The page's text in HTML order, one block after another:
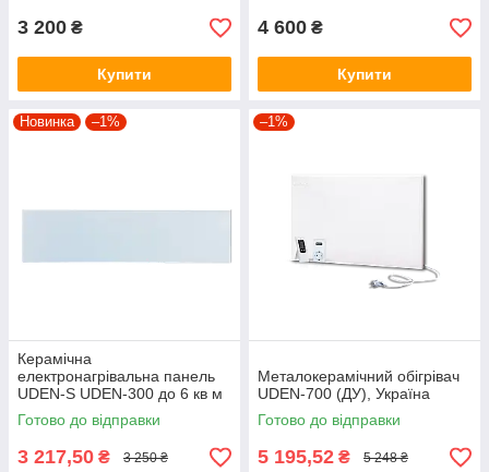
3 200 ₴
Купити
4 600 ₴
Купити
Новинка –1%
Керамічна
електронагрівальна панель
UDEN-S UDEN-300 до 6 кв м
Готово до відправки
3 217,50 ₴ 3 250 ₴
–1%
Металокерамічний обігрівач
UDEN-700 (ДУ), Україна
Готово до відправки
5 195,52 ₴ 5 248 ₴